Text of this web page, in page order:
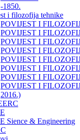
-1850.
i filozofija tehnike
POVIJEST I
POVIJEST I
POVIJEST I
POVIJEST I
POVIJEST I
POVIJEST I
POVIJEST I
POVIJEST I
2016.)
Sience & Engineering